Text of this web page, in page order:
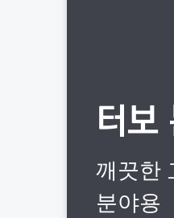
터
깨끗한
분야용